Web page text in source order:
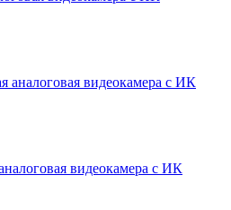
аналоговая видеокамера с ИК
видеокамера с ИК